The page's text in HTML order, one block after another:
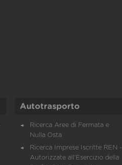
Autotrasporto
Ricerca Aree di Fermata e
Nulla Osta
Ricerca Imprese Iscritte REN -
Autorizzate all'Esercizio della